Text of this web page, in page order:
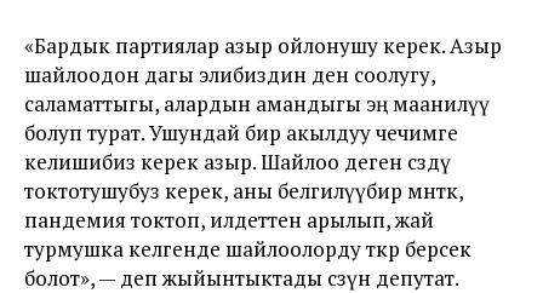
«Бардык партиялар азыр ойлонушу керек. Азыр
шайлоодон дагы элибиздин ден соолугу,
саламаттыгы, алардын амандыгы эң маанилүү
болуп турат. Ушундай бир акылдуу чечимге
келишибиз керек азыр. Шайлоо деген сөздү
токтотушубуз керек, аны белгилүүбир мөөнөткө,
пандемия токтоп, илдеттен арылып, жай
турмушка келгенде шайлоолорду өткөрө берсек
болот», — деп жыйынтыктады сөзүн депутат.